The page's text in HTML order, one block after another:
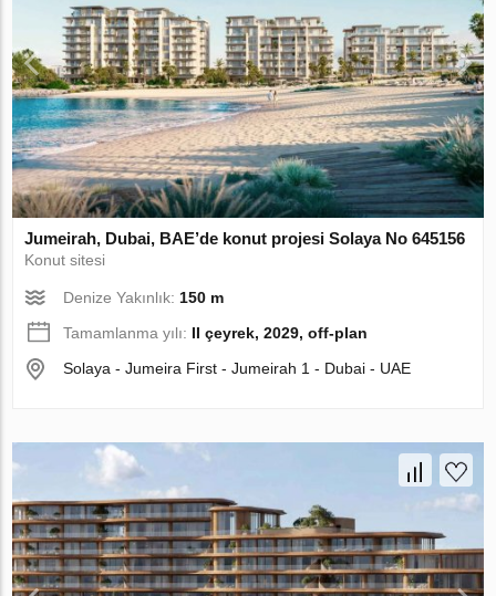
Jumeirah, Dubai, BAE’de konut projesi Solaya No 645156
Konut sitesi
Denize Yakınlık:150 m
Tamamlanma yılı: II çeyrek, 2029, off-plan
Solaya - Jumeira First - Jumeirah 1 - Dubai - UAE